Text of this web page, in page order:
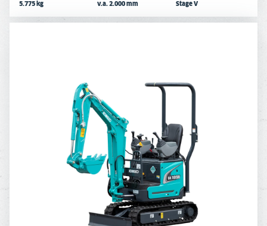
5.775 kg
v.a. 2.000 mm
Stage V